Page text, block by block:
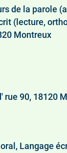
de la parole
(lecture,
Montreux
rue 90, 18120
Langage